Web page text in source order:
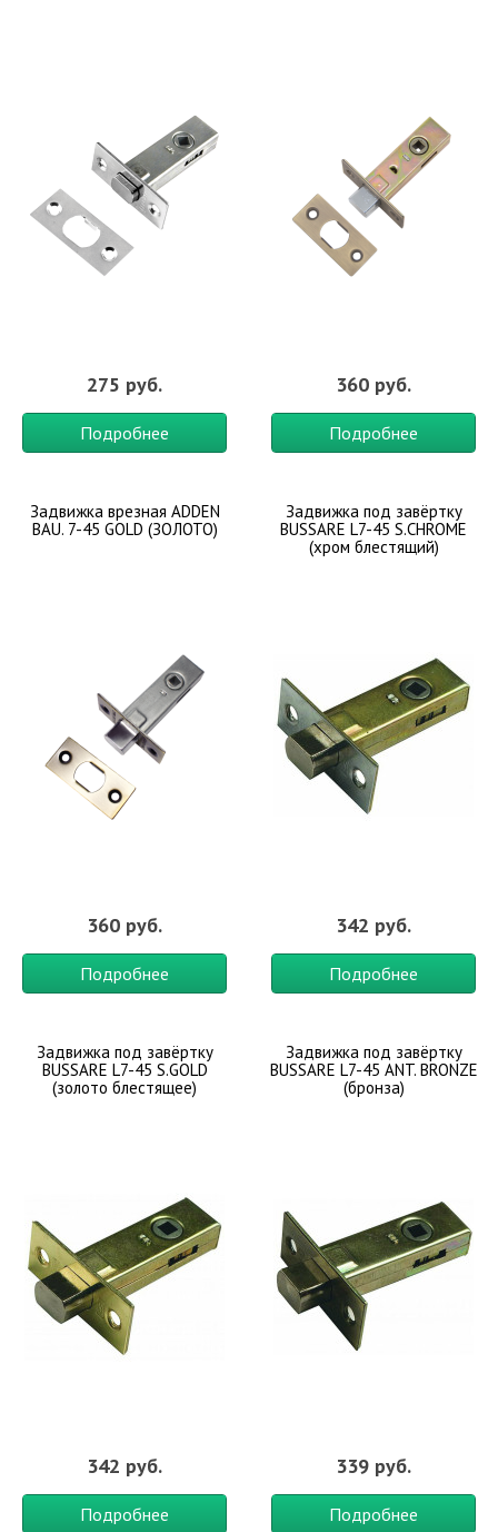
275 руб.
Подробнее
360 руб.
Подробнее
Задвижка врезная ADDEN
BAU. 7-45 GOLD (ЗОЛОТО)
360 руб.
Подробнее
Задвижка под завёртку
BUSSARE L7-45 S.CHROME
(хром блестящий)
342 руб.
Подробнее
Задвижка под завёртку
BUSSARE L7-45 S.GOLD
(золото блестящее)
342 руб.
Подробнее
Задвижка под завёртку
BUSSARE L7-45 ANT. BRONZE
(бронза)
339 руб.
Подробнее